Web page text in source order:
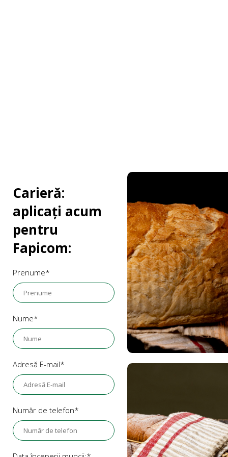
Carieră:
aplicați acum
pentru
Fapicom:
Prenume*
Nume*
Adresă E-mail*
Număr de telefon*